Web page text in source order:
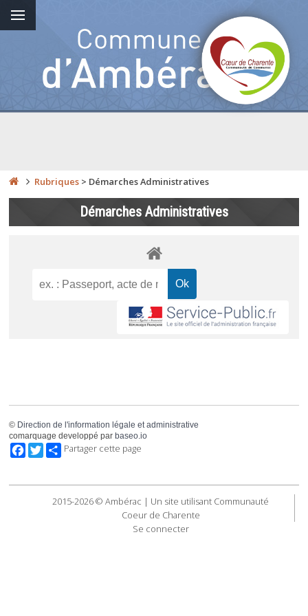
Rubriques > Démarches Administratives
Démarches Administratives
© Direction de l'information légale et administrative
comarquage developpé par baseo.io
FacebookTwitterPartager cette page
2015-2026 © Ambérac | Un site utilisant Communauté
Coeur de Charente
Se connecter